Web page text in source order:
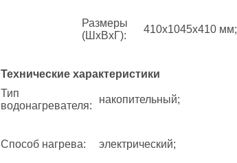
Размеры
(ШхВхГ):
410x1045x410 мм;
Технические характеристики
Тип
водонагревателя:
накопительный;
Способ нагрева: электрический;